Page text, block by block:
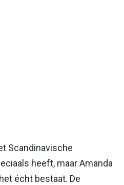
Scandinavische
heeft, maar Amanda
écht bestaat. De